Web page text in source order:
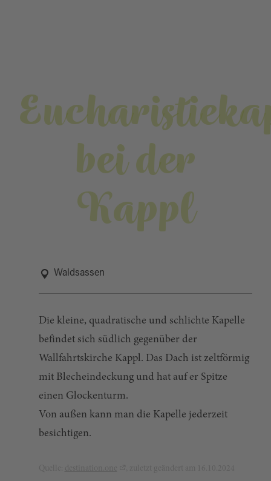
bei der
Kappl
Waldsassen
Die kleine, quadratische und schlichte Kapelle
befindet sich südlich gegenüber der
Wallfahrtskirche Kappl. Das Dach ist zeltförmig
mit Blecheindeckung und hat auf er Spitze
einen Glockenturm.
Von außen kann man die Kapelle jederzeit
besichtigen.